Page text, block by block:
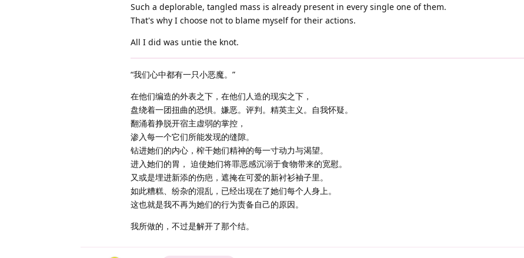
Such a deplorable, tangled mass is already present in every single one of them.
That's why I choose not to blame myself for their actions.
All I did was untie the knot.
“我们心中都有一只小恶魔。”
在他们编造的外表之下，在他们人造的现实之下，
盘绕着一团扭曲的恐惧。嫌恶。评判。精英主义。自我怀疑。
翻涌着挣脱开宿主虚弱的掌控，
渗入每一个它们所能发现的缝隙。
钻进她们的内心，榨干她们精神的每一寸动力与渴望。
进入她们的胃， 迫使她们将罪恶感沉溺于食物带来的宽慰。
又或是埋进新添的伤疤，遮掩在可爱的新衬衫袖子里。
如此糟糕、纷杂的混乱，已经出现在了她们每个人身上。
这也就是我不再为她们的行为责备自己的原因。
我所做的，不过是解开了那个结。